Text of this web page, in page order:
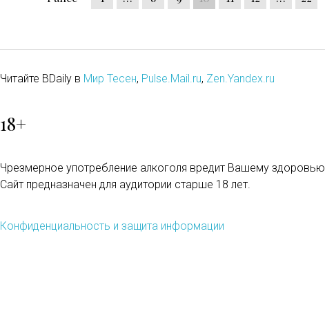
Читайте BDaily в Мир Тесен, Pulse.Mail.ru, Zen.Yandex.ru
18+
Чрезмерное употребление алкоголя вредит Вашему здоровью.
Сайт предназначен для аудитории старше 18 лет.
Конфиденциальность и защита информации